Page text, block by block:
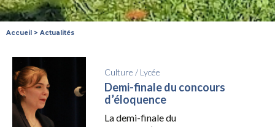
Accueil > Actualités
Culture / Lycée
Demi-finale du concours
d’éloquence
La demi-finale du